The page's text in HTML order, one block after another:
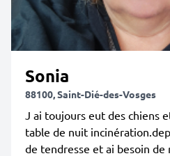
Sonia
88100, Saint-Dié-des-Vosges
J ai toujours eut des chiens
table de nuit
de tendresse et ai besoin de